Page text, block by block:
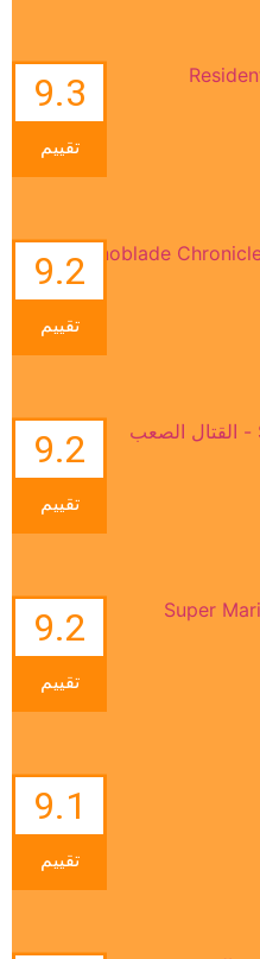
9.3
تقييم
9.2
تقييم
9.2
تقييم
9.2
تقييم
9.1
تقييم